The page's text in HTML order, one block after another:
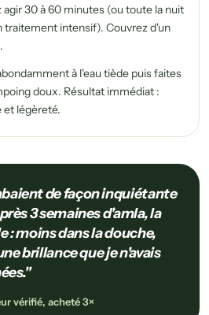
agir 30 à 60 minutes (ou toute la nuit
traitement intensif). Couvrez d'un
à l'eau tiède puis faites
doux. Résultat immédiat :
et légèreté.
de façon inquiétante
3 semaines d'amla, la
: moins dans la douche,
brillance que je n'avais
vérifié, acheté 3×